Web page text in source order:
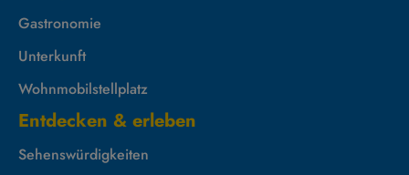
Gastronomie
Unterkunft
Wohnmobilstellplatz
Entdecken & erleben
Sehenswürdigkeiten